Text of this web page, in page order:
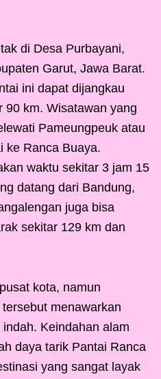
di Desa Purbayani,
Garut, Jawa Barat.
ini dapat dijangkau
90 km. Wisatawan yang
Pameungpeuk atau
ke Ranca Buaya.
waktu sekitar 3 jam 15
datang dari Bandung,
juga bisa
sekitar 129 km dan
kota, namun
menawarkan
Keindahan alam
daya tarik Pantai Ranca
yang sangat layak